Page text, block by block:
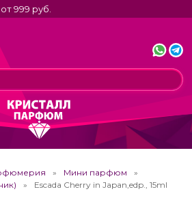
999 руб.
Мини парфюм
Escada Cherry in Japan,edp., 15ml